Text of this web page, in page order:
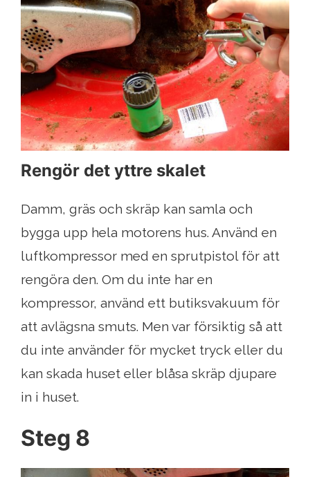
Rengör det yttre skalet
Damm, gräs och skräp kan samla och
bygga upp hela motorens hus. Använd en
luftkompressor med en sprutpistol för att
rengöra den. Om du inte har en
kompressor, använd ett butiksvakuum för
att avlägsna smuts. Men var försiktig så att
du inte använder för mycket tryck eller du
kan skada huset eller blåsa skräp djupare
in i huset.
Steg 8